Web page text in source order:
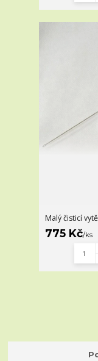
Malý čisticí
775 Kč/ks